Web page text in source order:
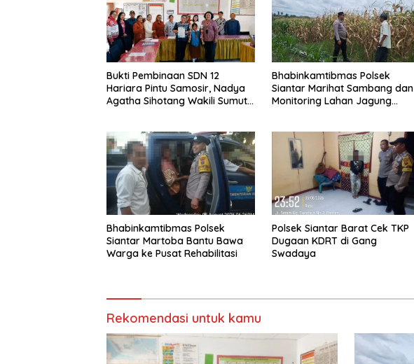
Bukti Pembinaan SDN 12
Hariara Pintu Samosir, Nadya
Agatha Sihotang Wakili Sumut
Bhabinkamtibmas Polsek
Siantar Marihat Sambang dan
Monitoring Lahan Jagung
Bhabinkamtibmas Polsek
Siantar Martoba Bantu Bawa
Warga ke Pusat Rehabilitasi
Polsek Siantar Barat Cek TKP
Dugaan KDRT di Gang
Swadaya
Rekomendasi untuk kamu